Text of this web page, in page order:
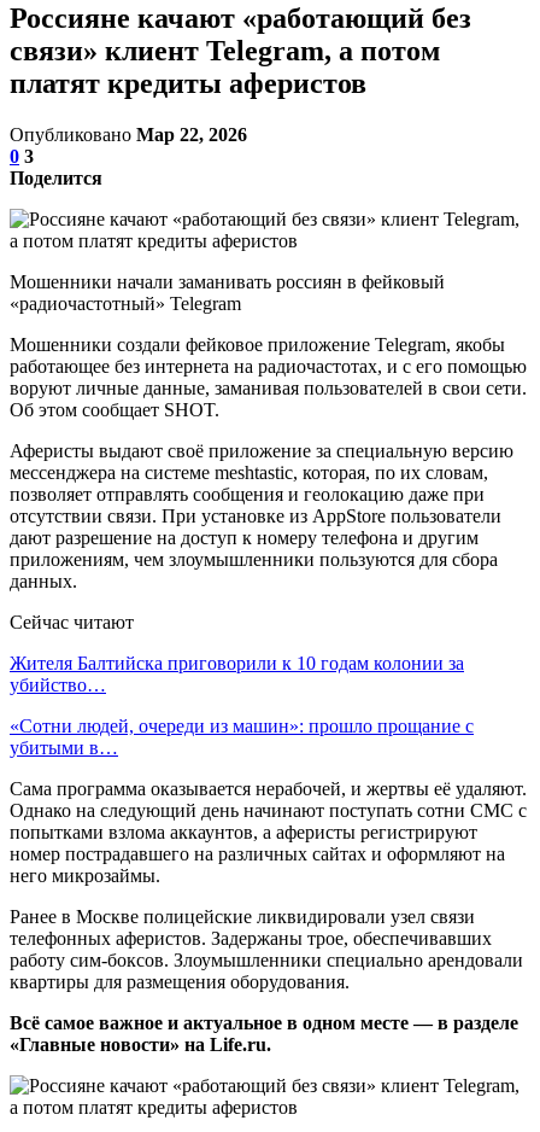
Россияне качают «работающий без
связи» клиент Telegram, а потом
платят кредиты аферистов
Опубликовано Мар 22, 2026
0 3
Поделится
Мошенники начали заманивать россиян в фейковый
«радиочастотный» Telegram
Мошенники создали фейковое приложение Telegram, якобы
работающее без интернета на радиочастотах, и с его помощью
воруют личные данные, заманивая пользователей в свои сети.
Об этом сообщает SHOT.
Аферисты выдают своё приложение за специальную версию
мессенджера на системе meshtastic, которая, по их словам,
позволяет отправлять сообщения и геолокацию даже при
отсутствии связи. При установке из AppStore пользователи
дают разрешение на доступ к номеру телефона и другим
приложениям, чем злоумышленники пользуются для сбора
данных.
Сейчас читают
Жителя Балтийска приговорили к 10 годам колонии за
убийство…
«Сотни людей, очереди из машин»: прошло прощание с
убитыми в…
Сама программа оказывается нерабочей, и жертвы её удаляют.
Однако на следующий день начинают поступать сотни СМС с
попытками взлома аккаунтов, а аферисты регистрируют
номер пострадавшего на различных сайтах и оформляют на
него микрозаймы.
Ранее в Москве полицейские ликвидировали узел связи
телефонных аферистов. Задержаны трое, обеспечивавших
работу сим-боксов. Злоумышленники специально арендовали
квартиры для размещения оборудования.
Всё самое важное и актуальное в одном месте — в разделе
«Главные новости» на Life.ru.